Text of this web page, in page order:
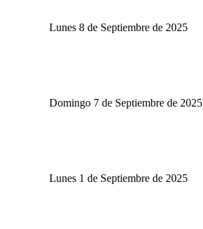
Lunes 8 de Septiembre de 2025
Domingo 7 de Septiembre de 2025
Lunes 1 de Septiembre de 2025